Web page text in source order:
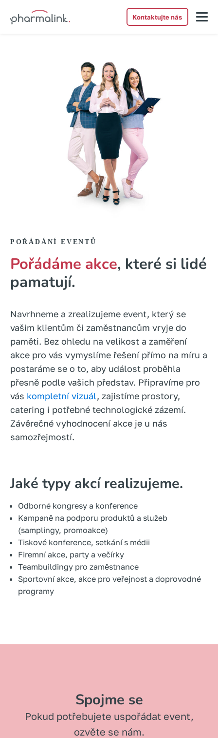
Kontaktujte nás
POŘÁDÁNÍ EVENTŮ
Pořádáme akce, které si lidé
pamatují.
Navrhneme a zrealizujeme event, který se
vašim klientům či zaměstnancům vryje do
paměti. Bez ohledu na velikost a zaměření
akce pro vás vymyslíme řešení přímo na míru a
postaráme se o to, aby událost proběhla
přesně podle vašich představ. Připravíme pro
vás kompletní vizuál, zajistíme prostory,
catering i potřebné technologické zázemí.
Závěrečné vyhodnocení akce je u nás
samozřejmostí.
Jaké typy akcí realizujeme.
Odborné kongresy a konference
Kampaně na podporu produktů a služeb
(samplingy, promoakce)
Tiskové konference, setkání s médii
Firemní akce, party a večírky
Teambuildingy pro zaměstnance
Sportovní akce, akce pro veřejnost a doprovodné
programy
Spojme se
Pokud potřebujete uspořádat event,
ozvěte se nám.